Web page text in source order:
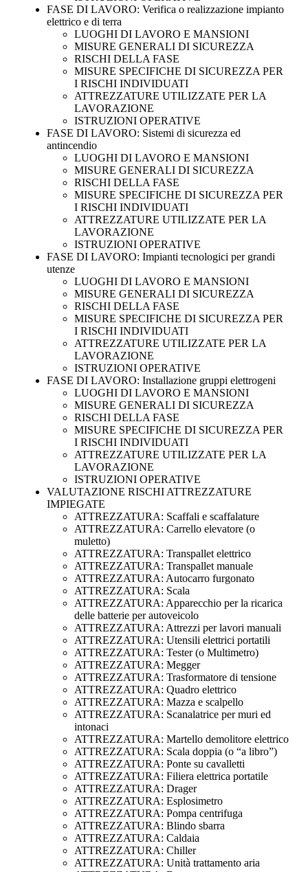
FASE DI LAVORO: Verifica o realizzazione impianto
elettrico e di terra
LUOGHI DI LAVORO E MANSIONI
MISURE GENERALI DI SICUREZZA
RISCHI DELLA FASE
MISURE SPECIFICHE DI SICUREZZA PER
I RISCHI INDIVIDUATI
ATTREZZATURE UTILIZZATE PER LA
LAVORAZIONE
ISTRUZIONI OPERATIVE
FASE DI LAVORO: Sistemi di sicurezza ed
antincendio
LUOGHI DI LAVORO E MANSIONI
MISURE GENERALI DI SICUREZZA
RISCHI DELLA FASE
MISURE SPECIFICHE DI SICUREZZA PER
I RISCHI INDIVIDUATI
ATTREZZATURE UTILIZZATE PER LA
LAVORAZIONE
ISTRUZIONI OPERATIVE
FASE DI LAVORO: Impianti tecnologici per grandi
utenze
LUOGHI DI LAVORO E MANSIONI
MISURE GENERALI DI SICUREZZA
RISCHI DELLA FASE
MISURE SPECIFICHE DI SICUREZZA PER
I RISCHI INDIVIDUATI
ATTREZZATURE UTILIZZATE PER LA
LAVORAZIONE
ISTRUZIONI OPERATIVE
FASE DI LAVORO: Installazione gruppi elettrogeni
LUOGHI DI LAVORO E MANSIONI
MISURE GENERALI DI SICUREZZA
RISCHI DELLA FASE
MISURE SPECIFICHE DI SICUREZZA PER
I RISCHI INDIVIDUATI
ATTREZZATURE UTILIZZATE PER LA
LAVORAZIONE
ISTRUZIONI OPERATIVE
VALUTAZIONE RISCHI ATTREZZATURE
IMPIEGATE
ATTREZZATURA: Scaffali e scaffalature
ATTREZZATURA: Carrello elevatore (o
muletto)
ATTREZZATURA: Transpallet elettrico
ATTREZZATURA: Transpallet manuale
ATTREZZATURA: Autocarro furgonato
ATTREZZATURA: Scala
ATTREZZATURA: Apparecchio per la ricarica
delle batterie per autoveicolo
ATTREZZATURA: Attrezzi per lavori manuali
ATTREZZATURA: Utensili elettrici portatili
ATTREZZATURA: Tester (o Multimetro)
ATTREZZATURA: Megger
ATTREZZATURA: Trasformatore di tensione
ATTREZZATURA: Quadro elettrico
ATTREZZATURA: Mazza e scalpello
ATTREZZATURA: Scanalatrice per muri ed
intonaci
ATTREZZATURA: Martello demolitore elettrico
ATTREZZATURA: Scala doppia (o “a libro”)
ATTREZZATURA: Ponte su cavalletti
ATTREZZATURA: Filiera elettrica portatile
ATTREZZATURA: Drager
ATTREZZATURA: Esplosimetro
ATTREZZATURA: Pompa centrifuga
ATTREZZATURA: Blindo sbarra
ATTREZZATURA: Caldaia
ATTREZZATURA: Chiller
ATTREZZATURA: Unità trattamento aria